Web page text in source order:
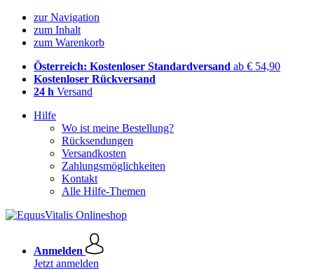
zur Navigation
zum Inhalt
zum Warenkorb
Österreich: Kostenloser Standardversand ab € 54,90
Kostenloser Rückversand
24 h Versand
Hilfe
Wo ist meine Bestellung?
Rücksendungen
Versandkosten
Zahlungsmöglichkeiten
Kontakt
Alle Hilfe-Themen
Anmelden
Jetzt anmelden